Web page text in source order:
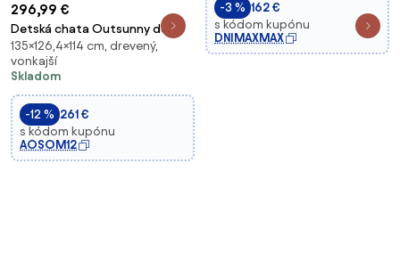
296,99 €
Detská chata Outsunny do
exteriéru, detský domček, s
dverami, oknami a truhlíkmi,
záhradná chata pre deti vo
veku 3-8 rokov, 114 x 126,4 x 135
cm, hne
135×126,4×114 cm, drevený,
vonkajší
Skladom
-12 % 261 €
s kódom kupónu
AOSOM12
-3 % 162 €
s kódom kupónu
DNIMAXMAX